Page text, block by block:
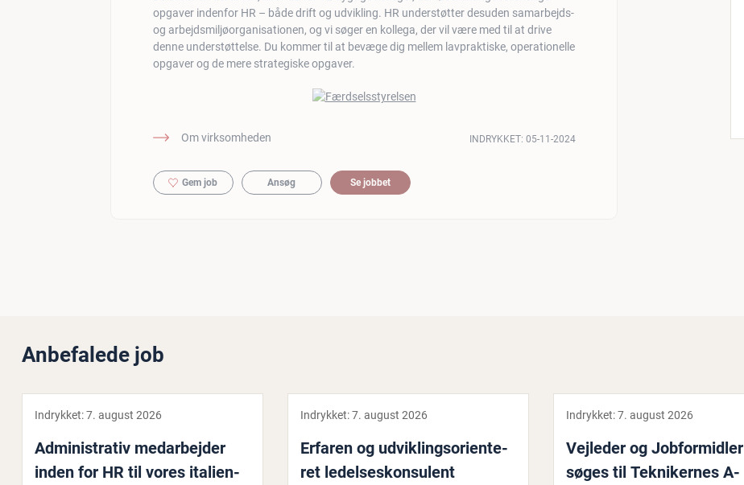
opgaver indenfor HR – både drift og udvikling. HR understøtter desuden samarbejds-
og arbejdsmiljøorganisationen, og vi søger en kollega, der vil være med til at drive
denne understøttelse. Du kommer til at bevæge dig mellem lavpraktiske, operationelle
opgaver og de mere strategiske opgaver.
Om virksomheden INDRYKKET: 05-11-2024
Gem job Ansøg Se jobbet
Anbefalede job
Indrykket:7. august 2026
Ad­mi­ni­stra­tiv me­d­ar­bej­der
inden for HR til vores ita­li­en­
Indrykket:7. august 2026
Erfaren og ud­vik­lings­o­ri­en­te­
ret le­del­ses­kon­su­lent
Indrykket:7. august 2026
Vejleder og Job­for­mid­ler
søges til Tek­ni­ker­nes A-